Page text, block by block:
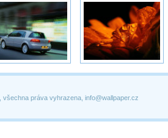
všechna práva vyhrazena, info@wallpaper.cz